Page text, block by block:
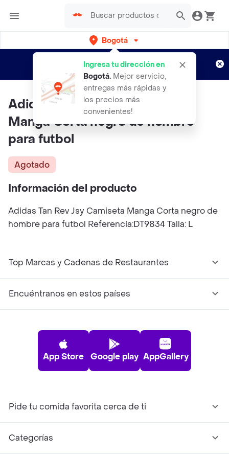
Bogotá
Ingresa tu dirección en
Bogotá. Mejor servicio,
entregas más rápidas y
los precios más
convenientes!
envíos gratis por semanas
Aplican TyC
Adidas Tan Rev Jsy Camiseta
Manga Corta negro de hombre
para futbol
Agotado
Información del producto
Adidas Tan Rev Jsy Camiseta Manga Corta negro de
hombre para futbol Referencia:DT9834 Talla: L
Top Marcas y Cadenas de Restaurantes
Encuéntranos en estos países
App Store Google play AppGallery
Pide tu comida favorita cerca de ti
Categorías